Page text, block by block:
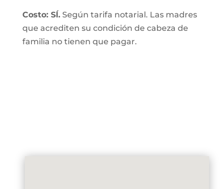
Costo: SÍ.Según tarifa notarial. Las madres
que acrediten su condición de cabeza de
familia no tienen que pagar.